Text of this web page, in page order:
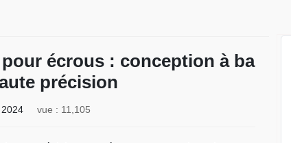
écrous : conception à ba
précision
vue : 11,105